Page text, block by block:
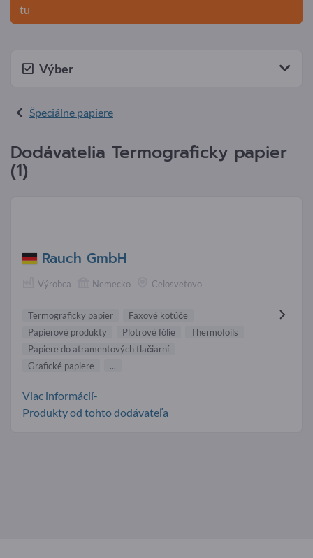
tu
Výber
Špeciálne papiere
Dodávatelia Termograficky papier
(1)
Rauch GmbH
Výrobca Nemecko Celosvetovo
Termograficky papier
Faxové kotúče
Papierové produkty
Plotrové fólie
Thermofoils
Papiere do atramentových tlačiarní
Grafické papiere
...
Viac informácií-
Produkty od tohto dodávateľa